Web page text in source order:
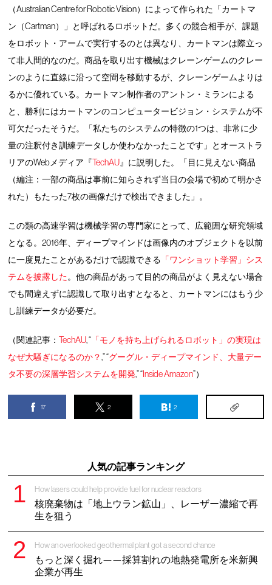
（Australian Centre for Robotic Vision）によって作られた「カートマ
ン（Cartman）」と呼ばれるロボットだ。多くの競合相手が、課題
をロボット・アームで実行するのとは異なり、カートマンは際立っ
て非人間的なのだ。商品を取り出す機械はクレーンゲームのクレー
ンのように直線に沿って空間を移動するが、クレーンゲームよりは
るかに優れている。カートマン制作者のアントン・ミランによる
と、勝利にはカートマンのコンピュータービジョン・システムが不
可欠だったそうだ。「私たちのシステムの特徴の1つは、非常に少
量の注釈付き訓練データしか使わなかったことです」とオーストラ
リアのWebメディア『TechAU』に説明した。「目に見えない商品
（編注：一部の商品は事前に知らされず当日の会場で初めて明かさ
れた）もたった7枚の画像だけで検出できました」。
この類の高速学習は機械学習の専門家にとって、広範囲な研究領域
となる。2016年、ディープマインドは画像内のオブジェクトを以前
に一度見たことがあるだけで認識できる 「ワンショット学習」シス
テムを披露した。他の商品があって目的の商品がよく見えない場合
でも間違えずに認識して取り出すとなると、カートマンにはもう少
し訓練データが必要だ。
（関連記事：TechAU, “ 「モノを持ち上げられるロボット」の実現は
なぜ大騒ぎになるのか？,” “グーグル・ディープマインド、大量デー
タ不要の深層学習システムを開発,” “Inside Amazon”）
17 2 2
人気の記事ランキング
How lasers could help provide fuel for nuclear reactors
核廃棄物は「地上ウラン鉱山」、レーザー濃縮で再
生を狙う
How an overlooked geothermal plant got a second chance
もっと深く掘れ——採算割れの地熱発電所を米新興
企業が再生